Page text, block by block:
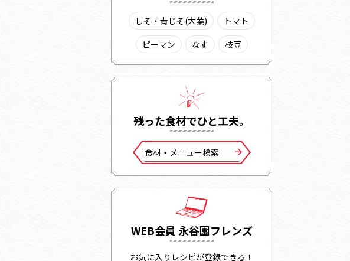
しそ・青じそ(大葉)
トマト
ピーマン
なす 枝豆
残った⾷材でひと⼯夫。
⾷材・メニュー検索
WEB会員 永谷園フレンズ
お気に入りレシピが登録できる！